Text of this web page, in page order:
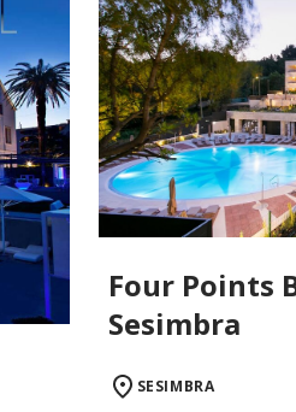
Four Points
Sesimbra
SESIMBRA